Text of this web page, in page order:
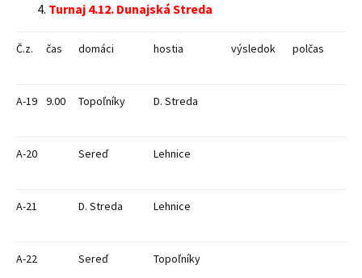
Turnaj 4.12. Dunajská Streda
Č.z. čas domáci hostia výsledok polčas
A-19 9.00 Topoľníky D. Streda
A-20 Sereď Lehnice
A-21 D. Streda Lehnice
A-22 Sereď Topoľníky